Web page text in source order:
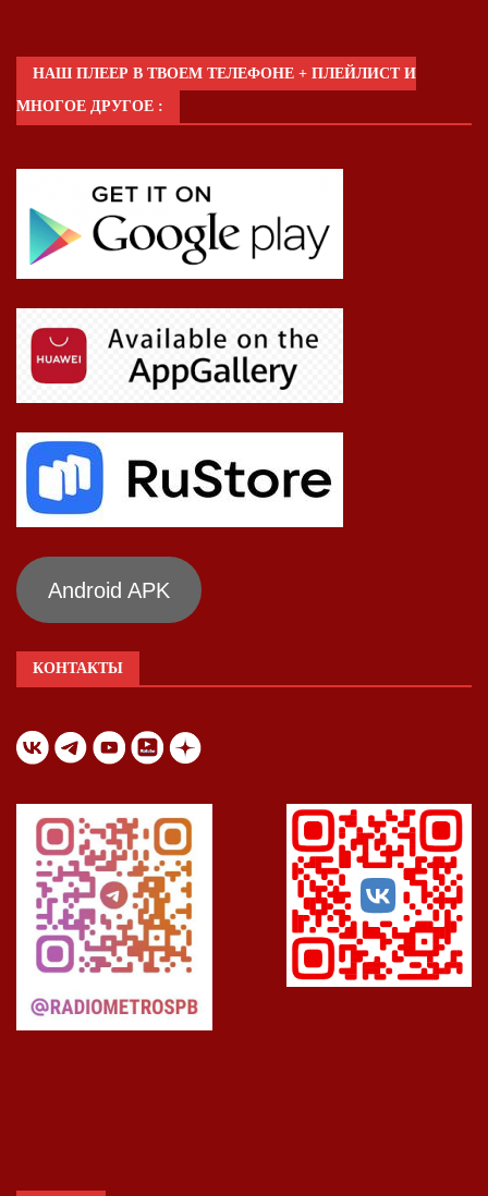
НАШ ПЛЕЕР В ТВОЕМ ТЕЛЕФОНЕ + ПЛЕЙЛИСТ И
МНОГОЕ ДРУГОЕ :
Android APK
КОНТАКТЫ